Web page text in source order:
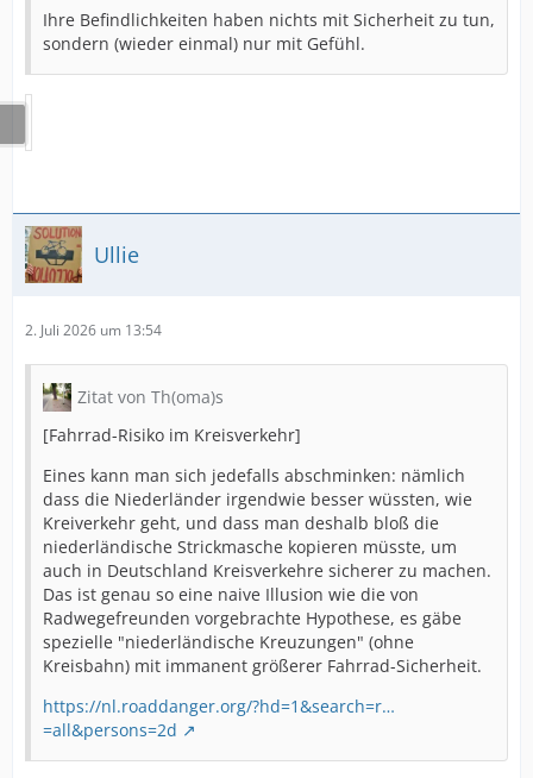
Ihre Befindlichkeiten haben nichts mit Sicherheit zu tun,
sondern (wieder einmal) nur mit Gefühl.
Ullie
2. Juli 2026 um 13:54
Zitat von Th(oma)s
[Fahrrad-Risiko im Kreisverkehr]
Eines kann man sich jedefalls abschminken: nämlich
dass die Niederländer irgendwie besser wüssten, wie
Kreiverkehr geht, und dass man deshalb bloß die
niederländische Strickmasche kopieren müsste, um
auch in Deutschland Kreisverkehre sicherer zu machen.
Das ist genau so eine naive Illusion wie die von
Radwegefreunden vorgebrachte Hypothese, es gäbe
spezielle "niederländische Kreuzungen" (ohne
Kreisbahn) mit immanent größerer Fahrrad-Sicherheit.
https://nl.roaddanger.org/?hd=1&search=r…
=all&persons=2d